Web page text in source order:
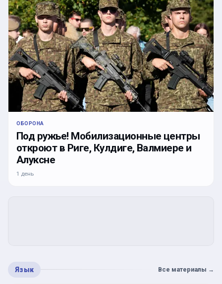
ОБОРОНА
Под ружье! Мобилизационные центры
откроют в Риге, Кулдиге, Валмиере и
Алуксне
1 день
Язык Все материалы →